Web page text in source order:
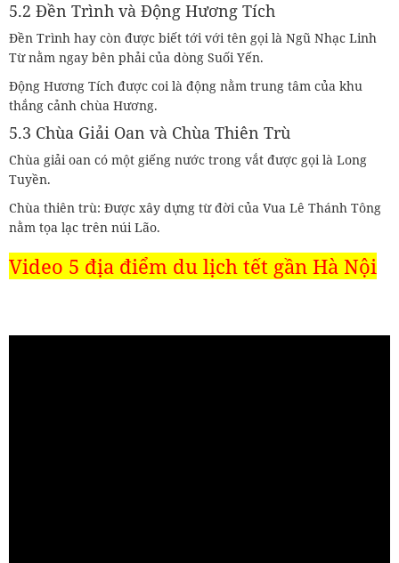
5.2 Đền Trình và Động Hương Tích
Đền Trình hay còn được biết tới với tên gọi là Ngũ Nhạc Linh
Từ nằm ngay bên phải của dòng Suối Yến.
Động Hương Tích được coi là động nằm trung tâm của khu
thắng cảnh chùa Hương.
5.3 Chùa Giải Oan và Chùa Thiên Trù
Chùa giải oan có một giếng nước trong vắt được gọi là Long
Tuyền.
Chùa thiên trù: Được xây dựng từ đời của Vua Lê Thánh Tông
nằm tọa lạc trên núi Lão.
Video 5 địa điểm du lịch tết gần Hà Nội